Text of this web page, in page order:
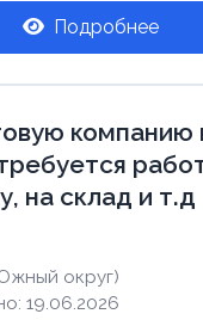
Подробнее
компанию
на склад и т.д
округ)
19.06.2026